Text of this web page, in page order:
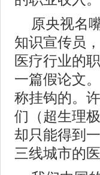
原央视名
知识宣传员
医疗行业的
一篇假论文
称挂钩的。
们（超生理
却只能得到
三线城市的